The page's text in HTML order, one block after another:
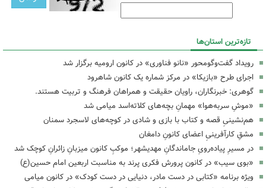
تازه‌ترین استان‌ها
رویداد گفت‌وگومحور «نانو فناوری» در کانون ارومیه برگزار شد
اجرای طرح «بازیکا» در مرکز شماره یک کانون شاهرود
گوهری: خبرنگاران، راویان حقیقت و همراهان فرهنگ و تربیت هستند.
«موشِ سربه‌هوا» مهمانِ بچه‌های کلاته‌اسد میامی شد
هم‌نشینیِ قصه و کتاب با بازی و شادی در کوچه‌های لاسجرد سمنان
مشقِ کارآفرینیِ اعضای کانونِ دامغان
در مسیرِ پیاده‌رویِ جاماندگانِ مهدیشهر؛ موکبِ کانون میزبانِ زائرانِ کوچک شد
«بوی سیب» در کانون پرورش فکری پرند به مناسبت اربعین امام حسین(ع)
ویژه برنامه «کتابی در دست مادر، دنیایی در دست کودک» در کانون میامی